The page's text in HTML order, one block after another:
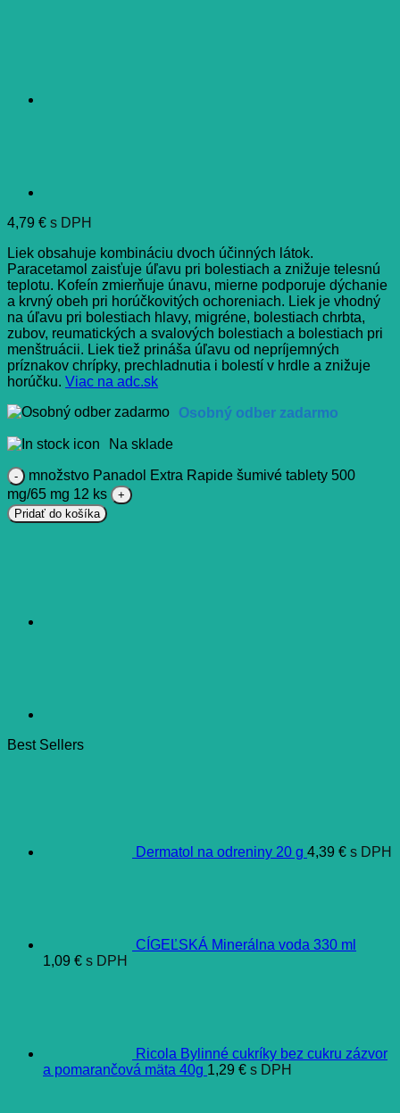
4,79 € s DPH
Liek obsahuje kombináciu dvoch účinných látok.
Paracetamol zaisťuje úľavu pri bolestiach a znižuje telesnú
teplotu. Kofeín zmierňuje únavu, mierne podporuje dýchanie
a krvný obeh pri horúčkovitých ochoreniach. Liek je vhodný
na úľavu pri bolestiach hlavy, migréne, bolestiach chrbta,
zubov, reumatických a svalových bolestiach a bolestiach pri
menštruácii. Liek tiež prináša úľavu od nepríjemných
príznakov chrípky, prechladnutia i bolestí v hrdle a znižuje
horúčku. Viac na adc.sk
Osobný odber zadarmo
Na sklade
množstvo Panadol Extra Rapide šumivé tablety 500
mg/65 mg 12 ks
Pridať do košíka
Best Sellers
Dermatol na odreniny 20 g 4,39 € s DPH
CÍGEĽSKÁ Minerálna voda 330 ml
1,09 € s DPH
Ricola Bylinné cukríky bez cukru zázvor
a pomarančová mäta 40g 1,29 € s DPH